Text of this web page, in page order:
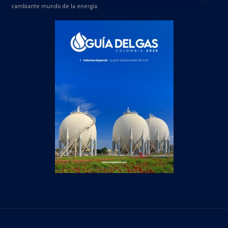
cambiante mundo de la energía.